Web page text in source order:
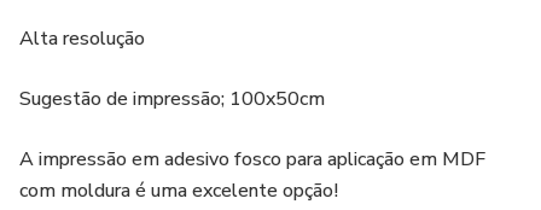
Alta resolução
Sugestão de impressão; 100x50cm
A impressão em adesivo fosco para aplicação em MDF
com moldura é uma excelente opção!